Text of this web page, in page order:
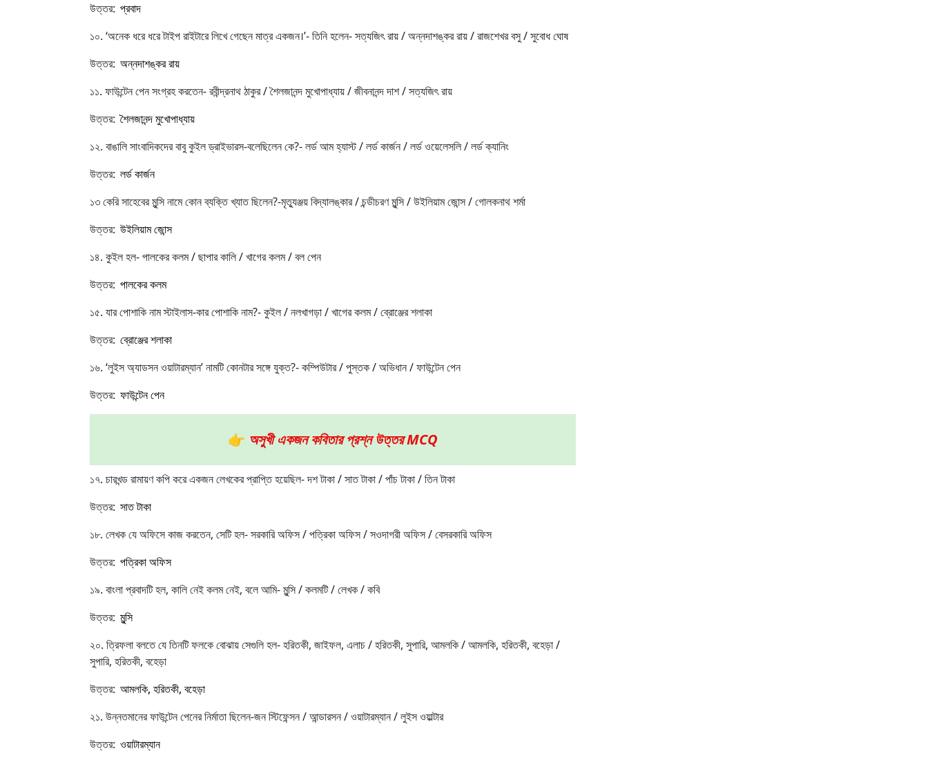
উত্তর: প্রবাদ
১০. ‘অনেক ধরে ধরে টাইপ রাইটারে লিখে গেছেন মাত্র একজন।’- তিনি হলেন- সত্যজিৎ রায় / অন্নদাশঙ্কর রায় / রাজশেখর বসু / সুবোধ ঘোষ
উত্তর: অন্নদাশঙ্কর রায়
১১. ফাউন্টেন পেন সংগ্রহ করতেন- রবীন্দ্রনাথ ঠাকুর / শৈলজানন্দ মুখোপাধ্যায় / জীবনানন্দ দাশ / সত্যজিৎ রায়
উত্তর: শৈলজানন্দ মুখোপাধ্যায়
১২. বাঙালি সাংবাদিকদের বাবু কুইল ড্রাইভারস-বলেছিলেন কে?- লর্ড আম হ্যাস্ট / লর্ড কার্জন / লর্ড ওয়েলেসলি / লর্ড ক্যানিং
উত্তর: লর্ড কার্জন
১৩ কেরি সাহেবের মুন্সি নামে কোন ব্যক্তি খ্যাত ছিলেন?-মৃত্যুঞ্জয় বিদ্যালঙ্কার / চন্ডীচরণ মুন্সি / উইলিয়াম জোন্স / গোলকনাথ শর্মা
উত্তর: উইলিয়াম জোন্স
১৪. কুইল হল- পালকের কলম / ছাপার কালি / খাগের কলম / বল পেন
উত্তর: পালকের কলম
১৫. যার পোশাকি নাম স্টাইলাস-কার পোশাকি নাম?- কুইল / নলখাগড়া / খাগের কলম / ব্রোঞ্জের শলাকা
উত্তর: ব্রোঞ্জের শলাকা
১৬. ‘লুইস অ্যাডসন ওয়াটারম্যান’ নামটি কোনটার সঙ্গে যুক্ত?- কম্পিউটার / পুস্তক / অভিধান / ফাউন্টেন পেন
উত্তর: ফাউন্টেন পেন
👉 অসুখী একজন কবিতার প্রশ্ন উত্তর MCQ
১৭. চারখন্ড রামায়ণ কপি করে একজন লেখকের প্রাপ্তি হয়েছিল- দশ টাকা / সাত টাকা / পাঁচ টাকা / তিন টাকা
উত্তর: সাত টাকা
১৮. লেখক যে অফিসে কাজ করতেন, সেটি হল- সরকারি অফিস / পত্রিকা অফিস / সওদাগরী অফিস / বেসরকারি অফিস
উত্তর: পত্রিকা অফিস
১৯. বাংলা প্রবাদটি হল, কালি নেই কলম নেই, বলে আমি- মুন্সি / কলমটি / লেখক / কবি
উত্তর: মুন্সি
২০. ত্রিফলা বলতে যে তিনটি ফলকে বোঝায় সেগুলি হল- হরিতকী, জাইফল, এলাচ / হরিতকী, সুপারি, আমলকি / আমলকি, হরিতকী, বহেড়া /
সুপারি, হরিতকী, বহেড়া
উত্তর: আমলকি, হরিতকী, বহেড়া
২১. উন্নতমানের ফাউন্টেন পেনের নির্মাতা ছিলেন-জন স্টিফেন্সন / আন্ডারসন / ওয়াটারম্যান / লুইস ওয়াল্টার
উত্তর: ওয়াটারম্যান